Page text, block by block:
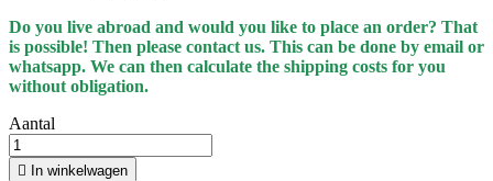
Do you live abroad and would you like to place an order? That
is possible! Then please contact us. This can be done by email or
whatsapp. We can then calculate the shipping costs for you
without obligation.
Aantal
 In winkelwagen